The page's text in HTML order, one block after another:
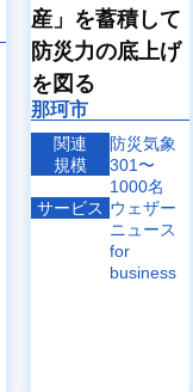
産」を蓄積して
防災力の底上げ
を図る
那珂市
関連
防災気象
規模
301〜
1000名
サービス ウェザー
ニュース
for
business